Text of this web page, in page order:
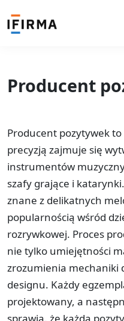
Producent
Producent pozytywek
precyzją zajmuje się
instrumentów
szafy grające i
znane z delikatnych
popularnością wśród
rozrywkowej. Proces
nie tylko umiejętności
zrozumienia mechaniki
designu. Każdy
projektowany, a
sprawia, że każda